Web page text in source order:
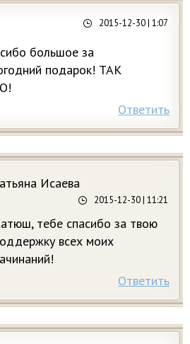
2015-12-30| 1:07
большое за
подарок! ТАК
Ответить
Исаева
2015-12-30| 11:21
тебе спасибо за твою
всех моих
Ответить